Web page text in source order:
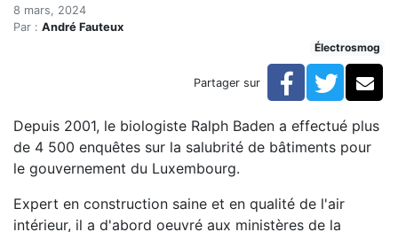
Accueil
Articles
Le Luxembourg champion de l'habitat sain, y
Le Luxembourg champion de
8 mars, 2024
Par : André Fauteux
Électrosmog
Partager sur Facebook
Depuis 2001, le biologiste Ralph Baden a effectué plus
de 4 500 enquêtes sur la salubrité de bâtiments pour
le gouvernement du Luxembourg.
Expert en construction saine et en qualité de l'air
intérieur, il a d'abord oeuvré aux ministères de la